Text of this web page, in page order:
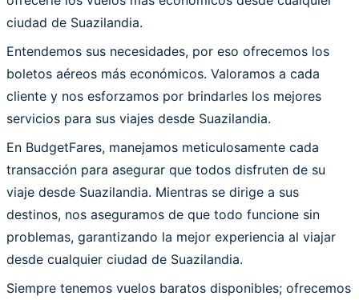
ciudad de Suazilandia.
Entendemos sus necesidades, por eso ofrecemos los
boletos aéreos más económicos. Valoramos a cada
cliente y nos esforzamos por brindarles los mejores
servicios para sus viajes desde Suazilandia.
En BudgetFares, manejamos meticulosamente cada
transacción para asegurar que todos disfruten de su
viaje desde Suazilandia. Mientras se dirige a sus
destinos, nos aseguramos de que todo funcione sin
problemas, garantizando la mejor experiencia al viajar
desde cualquier ciudad de Suazilandia.
Siempre tenemos vuelos baratos disponibles; ofrecemos